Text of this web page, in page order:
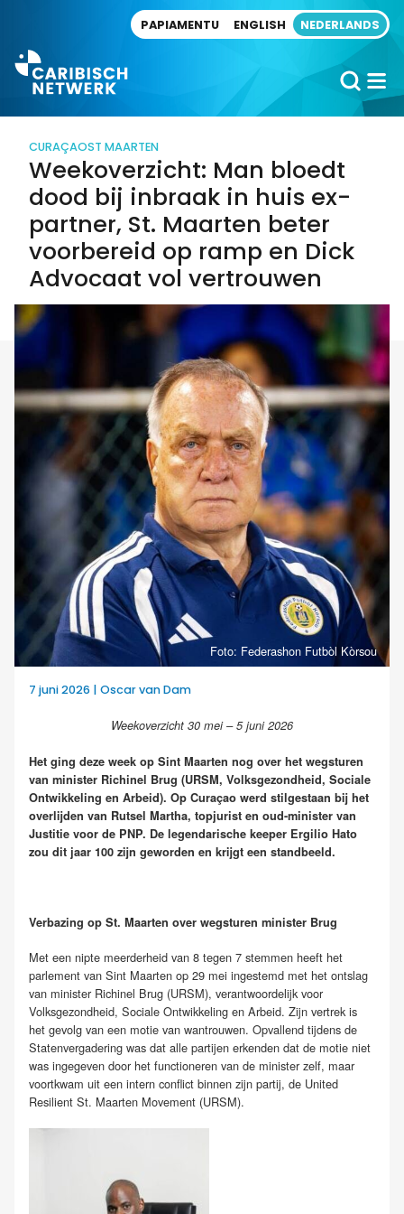
PAPIAMENTU ENGLISH NEDERLANDS
CURAÇAOST MAARTEN
Weekoverzicht: Man bloedt
dood bij inbraak in huis ex-
partner, St. Maarten beter
voorbereid op ramp en Dick
Advocaat vol vertrouwen
Foto: Federashon Futbòl Kòrsou
7 juni 2026 | Oscar van Dam
Weekoverzicht 30 mei – 5 juni 2026
Het ging deze week op Sint Maarten nog over het wegsturen
van minister Richinel Brug (URSM, Volksgezondheid, Sociale
Ontwikkeling en Arbeid). Op Curaçao werd stilgestaan bij het
overlijden van Rutsel Martha, topjurist en oud-minister van
Justitie voor de PNP. De legendarische keeper Ergilio Hato
zou dit jaar 100 zijn geworden en krijgt een standbeeld.
Verbazing op St. Maarten over wegsturen minister Brug
Met een nipte meerderheid van 8 tegen 7 stemmen heeft het
parlement van Sint Maarten op 29 mei ingestemd met het ontslag
van minister Richinel Brug (URSM), verantwoordelijk voor
Volksgezondheid, Sociale Ontwikkeling en Arbeid. Zijn vertrek is
het gevolg van een motie van wantrouwen. Opvallend tijdens de
Statenvergadering was dat alle partijen erkenden dat de motie niet
was ingegeven door het functioneren van de minister zelf, maar
voortkwam uit een intern conflict binnen zijn partij, de United
Resilient St. Maarten Movement (URSM).